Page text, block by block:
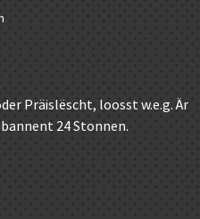
Präislëscht, loosst w.e.g. Är
24 Stonnen.